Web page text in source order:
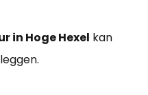
in Hoge Hexel kan